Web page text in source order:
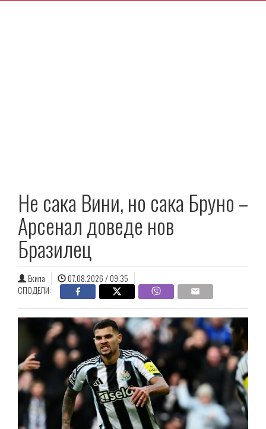
Не сака Вини, но сака Бруно –
Арсенал доведе нов
Бразилец
Екипа
07.08.2026 / 09:35
СПОДЕЛИ: